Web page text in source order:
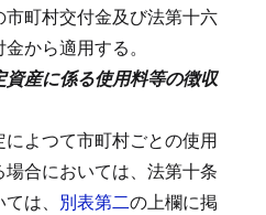
町村交付金及び法第十六
から適用する。
資産に係る使用料等の徴収
よつて市町村ごとの使用
合においては、法第十条
は、 別表第二の上欄に掲